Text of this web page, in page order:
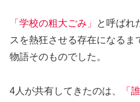
「学校の粗大ごみ」
と呼ばれ
スを熱狂させる存在になるま
物語そのものでした。
4人が共有してきたのは、
「